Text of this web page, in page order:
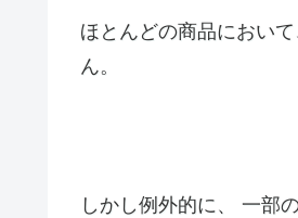
ほとんどの商品におい
ん。
しかし例外的に、 一部